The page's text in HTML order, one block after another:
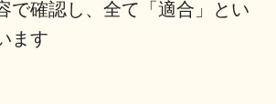
で確認し、全て「適合」とい
ます